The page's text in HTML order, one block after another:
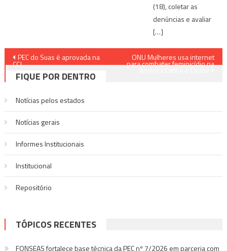
(18), coletar as
denúncias e avaliar
[…]
Navegação
de
Post
PEC do Suas é aprovada na
CCJ
ONU Mulheres usa internet
para combater feminicídio na
FIQUE POR DENTRO
Notícias pelos estados
Notí­cias gerais
Informes Institucionais
Institucional
Repositório
TÓPICOS RECENTES
FONSEAS fortalece base técnica da PEC nº 7/2026 em parceria com